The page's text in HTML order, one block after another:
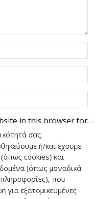
in this browser for
σας.
ή/και έχουμε
cookies) και
(όπως μοναδικά
που
για εξατομικευμένες